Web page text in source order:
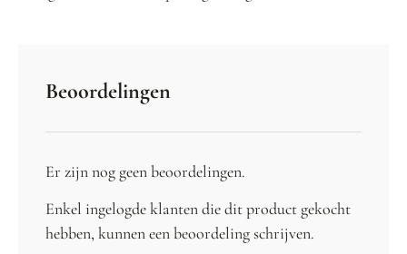
Beoordelingen
Er zijn nog geen beoordelingen.
Enkel ingelogde klanten die dit product gekocht
hebben, kunnen een beoordeling schrijven.